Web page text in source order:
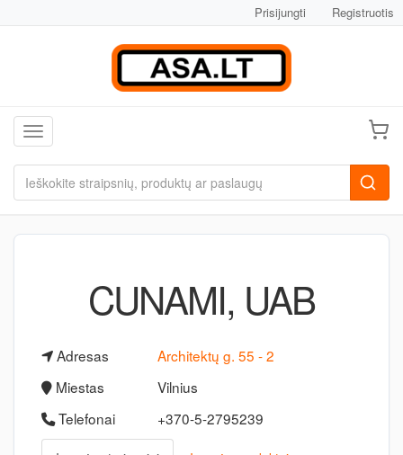
Prisijungti Registruotis
Toggle navigation
CUNAMI, UAB
Adresas
Architektų g. 55 - 2
Miestas
Vilnius
Telefonai
+370-5-2795239